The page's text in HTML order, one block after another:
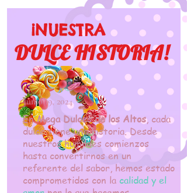
¡NUESTRA
DULCE HISTORIA!
Junio 19, 2024
En Mega Dulces de los Altos, cada
dulce tiene una historia. Desde
nuestros humildes comienzos
hasta convertirnos en un
referente del sabor, hemos estado
comprometidos con la calidad y el